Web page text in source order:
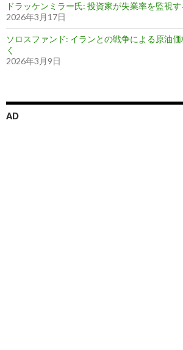
ドラッケンミラー氏: 投資家が失業率を監視
2026年3月17日
ソロスファンド: イランとの戦争による原油
く
2026年3月9日
AD